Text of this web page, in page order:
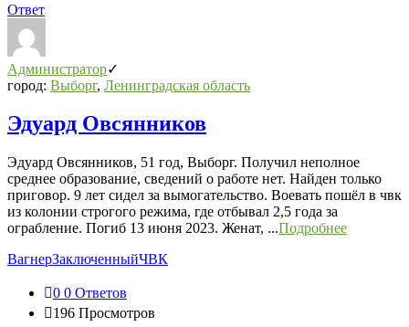
Ответ
Администратор
город: Выборг, Ленинградская область
Эдуард Овсянников
Эдуард Овсянников, 51 год, Выборг. Получил неполное
среднее образование, сведений о работе нет. Найден только
приговор. 9 лет сидел за вымогательство. Воевать пошёл в чвк
из колонии строгого режима, где отбывал 2,5 года за
ограбление. Погиб 13 июня 2023. Женат, ...Подробнее
ВагнерЗаключенныйЧВК
0 0 Ответов
196 Просмотров